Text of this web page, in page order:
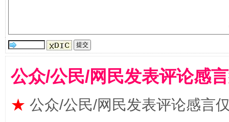
国家大学科技园优化重塑工作
公众/公民/网民发表评论感
★ 公众/公民/网民发表评论感言